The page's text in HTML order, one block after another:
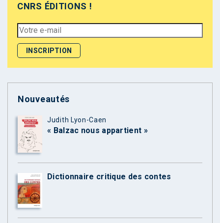
CNRS ÉDITIONS !
Nouveautés
Judith Lyon-Caen
« Balzac nous appartient »
Dictionnaire critique des contes